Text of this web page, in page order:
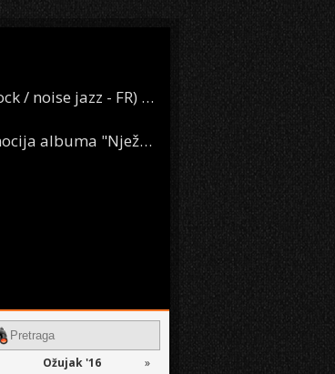
Oasis Boom (desert krautrock / noise jazz - FR) @ KONTEJNER
KSET50: Sara Renar – promocija albuma "Nježne riječi" @ Močvara
Ožujak '16
»